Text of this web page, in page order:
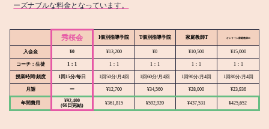
ーズナブルな料金となっています。
秀桜会 I個別指導学院 T個別指導学院 家庭教師T オンライン家庭教師M
入会金 ¥0 ¥13,200 ¥0 ¥10,500 ¥15,000
コーチ：生徒 1：1 1：1 1：1 1：1 1：1
授業時間/頻度 1回15分/毎日 1回50分/月4回 1回60分/月4回 1回90分/月4回 1回80分/月4回
月謝 ー ¥12,700 ¥34,560 ¥28,000 ¥23,936
年間費用
¥92,400
(66日完結)
¥361,815 ¥592,920 ¥437,531 ¥425,652